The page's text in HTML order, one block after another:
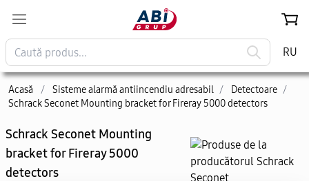
RU
Acasă / Sisteme alarmă antiincendiu adresabil / Detectoare /
Schrack Seconet Mounting bracket for Fireray 5000 detectors
Schrack Seconet Mounting
bracket for Fireray 5000
detectors